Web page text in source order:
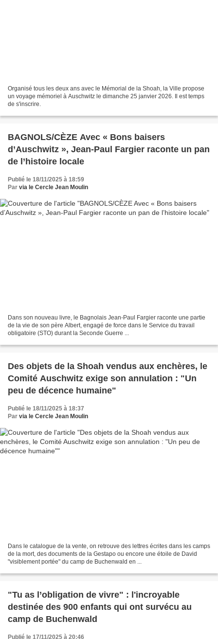
Organisé tous les deux ans avec le Mémorial de la Shoah, la Ville propose
un voyage mémoriel à Auschwitz le dimanche 25 janvier 2026. Il est temps
de s'inscrire.
BAGNOLS/CÈZE Avec « Bons baisers
d’Auschwitz », Jean-Paul Fargier raconte un pan
de l’histoire locale
Publié le 18/11/2025 à 18:59
Par via le Cercle Jean Moulin
Dans son nouveau livre, le Bagnolais Jean-Paul Fargier raconte une partie
de la vie de son père Albert, engagé de force dans le Service du travail
obligatoire (STO) durant la Seconde Guerre ...
Des objets de la Shoah vendus aux enchères, le
Comité Auschwitz exige son annulation : "Un
peu de décence humaine"
Publié le 18/11/2025 à 18:37
Par via le Cercle Jean Moulin
Dans le catalogue de la vente, on retrouve des lettres écrites dans les camps
de la mort, des documents de la Gestapo ou encore une étoile de David
"visiblement portée" du camp de Buchenwald en ...
"Tu as l’obligation de vivre" : l'incroyable
destinée des 900 enfants qui ont survécu au
camp de Buchenwald
Publié le 17/11/2025 à 20:46